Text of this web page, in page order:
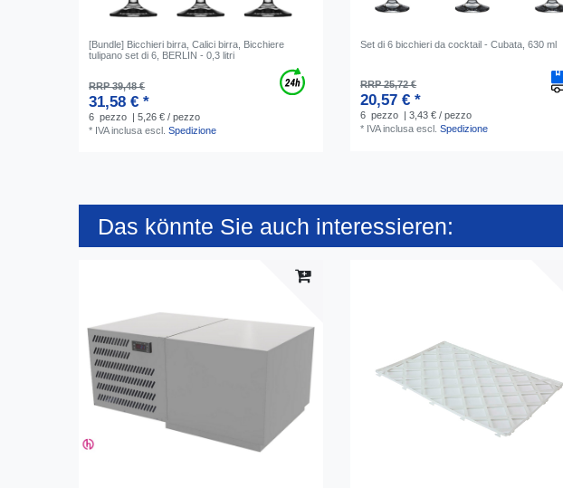
[Bundle] Bicchieri birra, Calici birra, Bicchiere
tulipano set di 6, BERLIN - 0,3 litri
RRP 39,48 €
31,58 € *
6 pezzo | 5,26 € / pezzo
* IVA inclusa escl.Spedizione
Set di 6 bicchieri da cocktail - Cubata, 630 ml
RRP 25,72 €
20,57 € *
6 pezzo | 3,43 € / pezzo
* IVA inclusa escl.Spedizione
Das könnte Sie auch interessieren: